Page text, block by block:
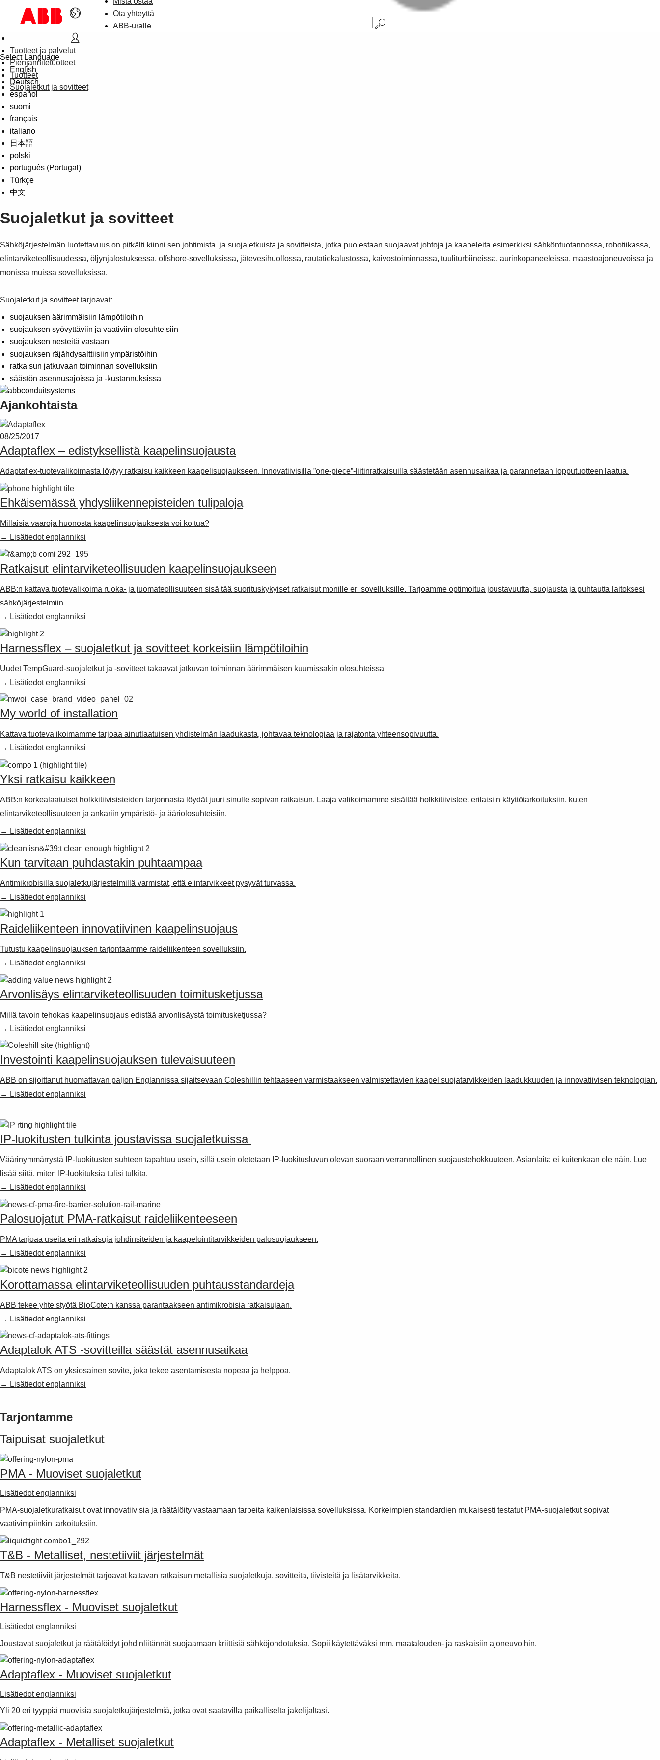
Ota yhteyttä
ABB-uralle
Tuotteet ja palvelut
Pienjännitetuotteet
Tuotteet
Suojaletkut ja sovitteet
Select Language
English
Deutsch
español
suomi
français
italiano
日本語
polski
português (Portugal)
Türkçe
中文
Suojaletkut ja sovitteet
Sähköjärjestelmän luotettavuus on pitkälti kiinni sen johtimista, ja suojaletkuista ja sovitteista, jotka puolestaan suojaavat johtoja ja kaapeleita esimerkiksi sähköntuotannossa, robotiikassa,
elintarviketeollisuudessa, öljynjalostuksessa, offshore-sovelluksissa, jätevesihuollossa, rautatiekalustossa, kaivostoiminnassa, tuuliturbiineissa, aurinkopaneeleissa, maastoajoneuvoissa ja
monissa muissa sovelluksissa.
Suojaletkut ja sovitteet tarjoavat:
suojauksen äärimmäisiin lämpötiloihin
suojauksen syövyttäviin ja vaativiin olosuhteisiin
suojauksen nesteitä vastaan
suojauksen räjähdysalttiisiin ympäristöihin
ratkaisun jatkuvaan toiminnan sovelluksiin
säästön asennusajoissa ja -kustannuksissa
Ajankohtaista
08/25/2017
Adaptaflex – edistyksellistä kaapelinsuojausta
Adaptaflex-tuotevalikoimasta löytyy ratkaisu kaikkeen kaapelisuojaukseen. Innovatiivisilla ”one-piece”-liitinratkaisuilla säästetään asennusaikaa ja parannetaan lopputuotteen laatua.
Ehkäisemässä yhdysliikennepisteiden tulipaloja
Millaisia vaaroja huonosta kaapelinsuojauksesta voi koitua?
→ Lisätiedot englanniksi
Ratkaisut elintarviketeollisuuden kaapelinsuojaukseen
ABB:n kattava tuotevalikoima ruoka- ja juomateollisuuteen sisältää suorituskykyiset ratkaisut monille eri sovelluksille. Tarjoamme optimoitua joustavuutta, suojausta ja puhtautta laitoksesi
sähköjärjestelmiin.
→ Lisätiedot englanniksi
Harnessflex – suojaletkut ja sovitteet korkeisiin lämpötiloihin
Uudet TempGuard-suojaletkut ja -sovitteet takaavat jatkuvan toiminnan äärimmäisen kuumissakin olosuhteissa.
→ Lisätiedot englanniksi
My world of installation
Kattava tuotevalikoimamme tarjoaa ainutlaatuisen yhdistelmän laadukasta, johtavaa teknologiaa ja rajatonta yhteensopivuutta.
→ Lisätiedot englanniksi
Yksi ratkaisu kaikkeen
ABB:n korkealaatuiset holkkitiivisisteiden tarjonnasta löydät juuri sinulle sopivan ratkaisun. Laaja valikoimamme sisältää holkkitiivisteet erilaisiin käyttötarkoituksiin, kuten
elintarviketeollisuuteen ja ankariin ympäristö- ja ääriolosuhteisiin.
→ Lisätiedot englanniksi
Kun tarvitaan puhdastakin puhtaampaa
Antimikrobisilla suojaletkujärjestelmillä varmistat, että elintarvikkeet pysyvät turvassa.
→ Lisätiedot englanniksi
Raideliikenteen innovatiivinen kaapelinsuojaus
Tutustu kaapelinsuojauksen tarjontaamme raideliikenteen sovelluksiin.
→ Lisätiedot englanniksi
Arvonlisäys elintarviketeollisuuden toimitusketjussa
Millä tavoin tehokas kaapelinsuojaus edistää arvonlisäystä toimitusketjussa?
→ Lisätiedot englanniksi
Investointi kaapelinsuojauksen tulevaisuuteen
ABB on sijoittanut huomattavan paljon Englannissa sijaitsevaan Coleshillin tehtaaseen varmistaakseen valmistettavien kaapelisuojatarvikkeiden laadukkuuden ja innovatiivisen teknologian.
→ Lisätiedot englanniksi
IP-luokitusten tulkinta joustavissa suojaletkuissa ​
Väärinymmärrystä IP-luokitusten suhteen tapahtuu usein, sillä usein oletetaan IP-luokitusluvun olevan suoraan verrannollinen suojaustehokkuuteen. Asianlaita ei kuitenkaan ole näin. Lue
lisää siitä, miten IP-luokituksia tulisi tulkita.
→ Lisätiedot englanniksi
Palosuojatut PMA-ratkaisut raideliikenteeseen
PMA tarjoaa useita eri ratkaisuja johdinsiteiden ja kaapelointitarvikkeiden palosuojaukseen.
→ Lisätiedot englanniksi
Korottamassa elintarviketeollisuuden puhtausstandardeja
ABB tekee yhteistyötä BioCote:n kanssa parantaakseen antimikrobisia ratkaisujaan.
→ Lisätiedot englanniksi
Adaptalok ATS -sovitteilla säästät asennusaikaa
Adaptalok ATS on yksiosainen sovite, joka tekee asentamisesta nopeaa ja helppoa.
→ Lisätiedot englanniksi
Tarjontamme
Taipuisat suojaletkut
PMA - Muoviset suojaletkut
Lisätiedot englanniksi
PMA-suojaletkuratkaisut ovat innovatiivisia ja räätälöity vastaamaan tarpeita kaikenlaisissa sovelluksissa. Korkeimpien standardien mukaisesti testatut PMA-suojaletkut sopivat
vaativimpiinkin tarkoituksiin.
T&B - Metalliset, nestetiiviit järjestelmät
T&B nestetiiviit järjestelmät tarjoavat kattavan ratkaisun metallisia suojaletkuja, sovitteita, tiivisteitä ja lisätarvikkeita.
Harnessflex - Muoviset suojaletkut
Lisätiedot englanniksi
Joustavat suojaletkut ja räätälöidyt johdinliitännät suojaamaan kriittisiä sähköjohdotuksia. Sopii käytettäväksi mm. maatalouden- ja raskaisiin ajoneuvoihin.
Adaptaflex - Muoviset suojaletkut
Lisätiedot englanniksi
Yli 20 eri tyyppiä muovisia suojaletkujärjestelmiä, jotka ovat saatavilla paikalliselta jakelijaltasi.
Adaptaflex - Metalliset suojaletkut